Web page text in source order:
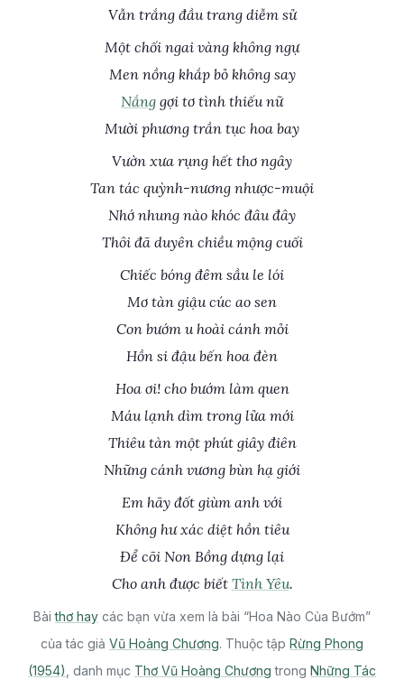
Vẫn trắng đầu trang diễm sử
Một chối ngai vàng không ngự
Men nồng khắp bỏ không say
Nắng gợi tơ tình thiếu nữ
Mười phương trần tục hoa bay
Vườn xưa rụng hết thơ ngây
Tan tác quỳnh-nương nhược-muội
Nhớ nhung nào khóc đâu đây
Thôi đã duyên chiều mộng cuối
Chiếc bóng đêm sầu le lói
Mơ tàn giậu cúc ao sen
Con bướm u hoài cánh mỏi
Hồn si đậu bến hoa đèn
Hoa ơi! cho bướm làm quen
Máu lạnh dìm trong lửa mới
Thiêu tàn một phút giây điên
Những cánh vương bùn hạ giới
Em hãy đốt giùm anh với
Không hư xác diệt hồn tiêu
Để cõi Non Bồng dựng lại
Cho anh được biết Tình Yêu.
Bàithơ hay các bạn vừa xem là bài “Hoa Nào Của Bướm”
của tác giả Vũ Hoàng Chương. Thuộc tập Rừng Phong
(1954) , danh mục Thơ Vũ Hoàng Chương trong Những Tác